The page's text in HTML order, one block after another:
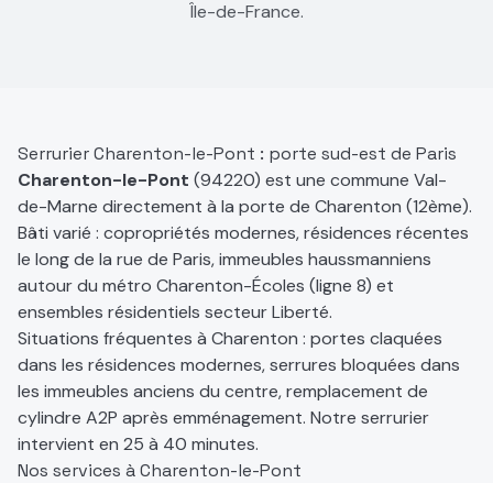
Île-de-France.
Serrurier Charenton-le-Pont : porte sud-est de Paris
Charenton-le-Pont (94220) est une commune Val-
de-Marne directement à la porte de Charenton (12ème).
Bâti varié : copropriétés modernes, résidences récentes
le long de la rue de Paris, immeubles haussmanniens
autour du métro Charenton-Écoles (ligne 8) et
ensembles résidentiels secteur Liberté.
Situations fréquentes à Charenton : portes claquées
dans les résidences modernes, serrures bloquées dans
les immeubles anciens du centre, remplacement de
cylindre A2P après emménagement. Notre serrurier
intervient en 25 à 40 minutes.
Nos services àCharenton-le-Pont